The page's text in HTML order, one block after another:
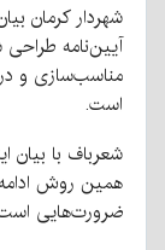
شهردار کرمان
آیین‌نامه طراحی
مناسب‌سازی و در
است.
شعرباف با بیان
همین روش
ضرورت‌هایی است